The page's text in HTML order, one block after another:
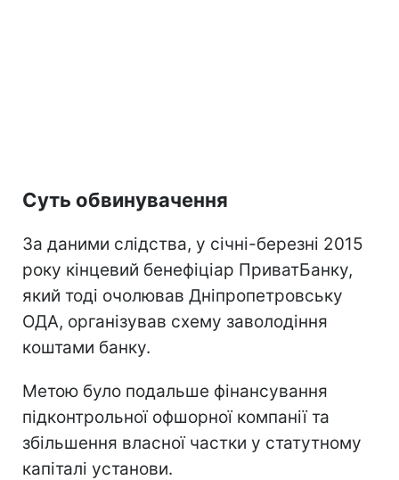
Суть обвинувачення
За даними слідства, у січні-березні 2015
року кінцевий бенефіціар ПриватБанку,
який тоді очолював Дніпропетровську
ОДА, організував схему заволодіння
коштами банку.
Метою було подальше фінансування
підконтрольної офшорної компанії та
збільшення власної частки у статутному
капіталі установи.